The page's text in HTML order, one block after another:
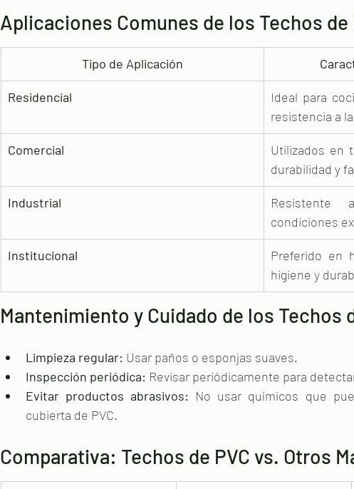
Aplicaciones Comunes de los Techos de
Tipo de Aplicación
Residencial
Ideal para
resistencia a
Comercial
Utilizados en
durabilidad y
Industrial
Resistente
condiciones
Institucional
Preferido en
higiene y
Mantenimiento y Cuidado de los Techos
Limpieza regular: Usar paños o esponjas suaves.
Inspección periódica: Revisar periódicamente para
Evitar productos abrasivos: No usar químicos que
cubierta de PVC.
Comparativa: Techos de PVC vs. Otros